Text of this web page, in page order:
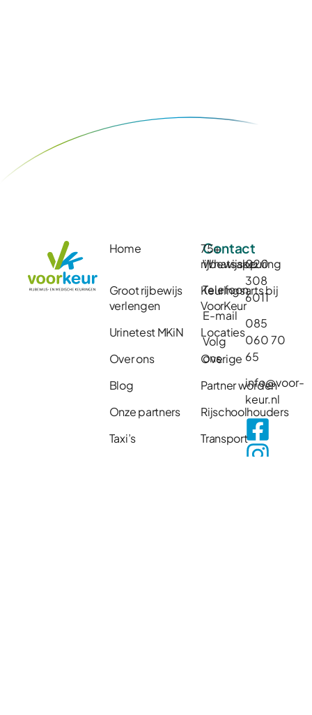
Home
75+
rijbewijskeuring
Groot rijbewijs
verlengen
Keuringsarts bij
VoorKeur
Urinetest MKiN
Locaties
Over ons
Overige
Blog
Partner worden
Onze partners
Rijschoolhouders
Taxi’s
Transport
Contact
Whatsapp
Telefoon
E-mail
Volg
ons
020
308
6011
085
060 70
65
info@voor-
keur.nl